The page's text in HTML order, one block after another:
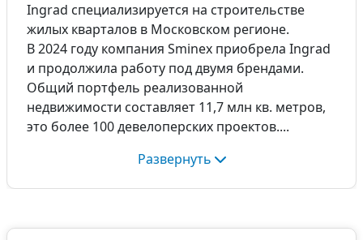
Ingrad специализируется на строительстве
жилых кварталов в Московском регионе.
В 2024 году компания Sminex приобрела Ingrad
и продолжила работу под двумя брендами.
Общий портфель реализованной
недвижимости составляет 11,7 млн кв. метров,
это более 100 девелоперских проектов.
Развернуть